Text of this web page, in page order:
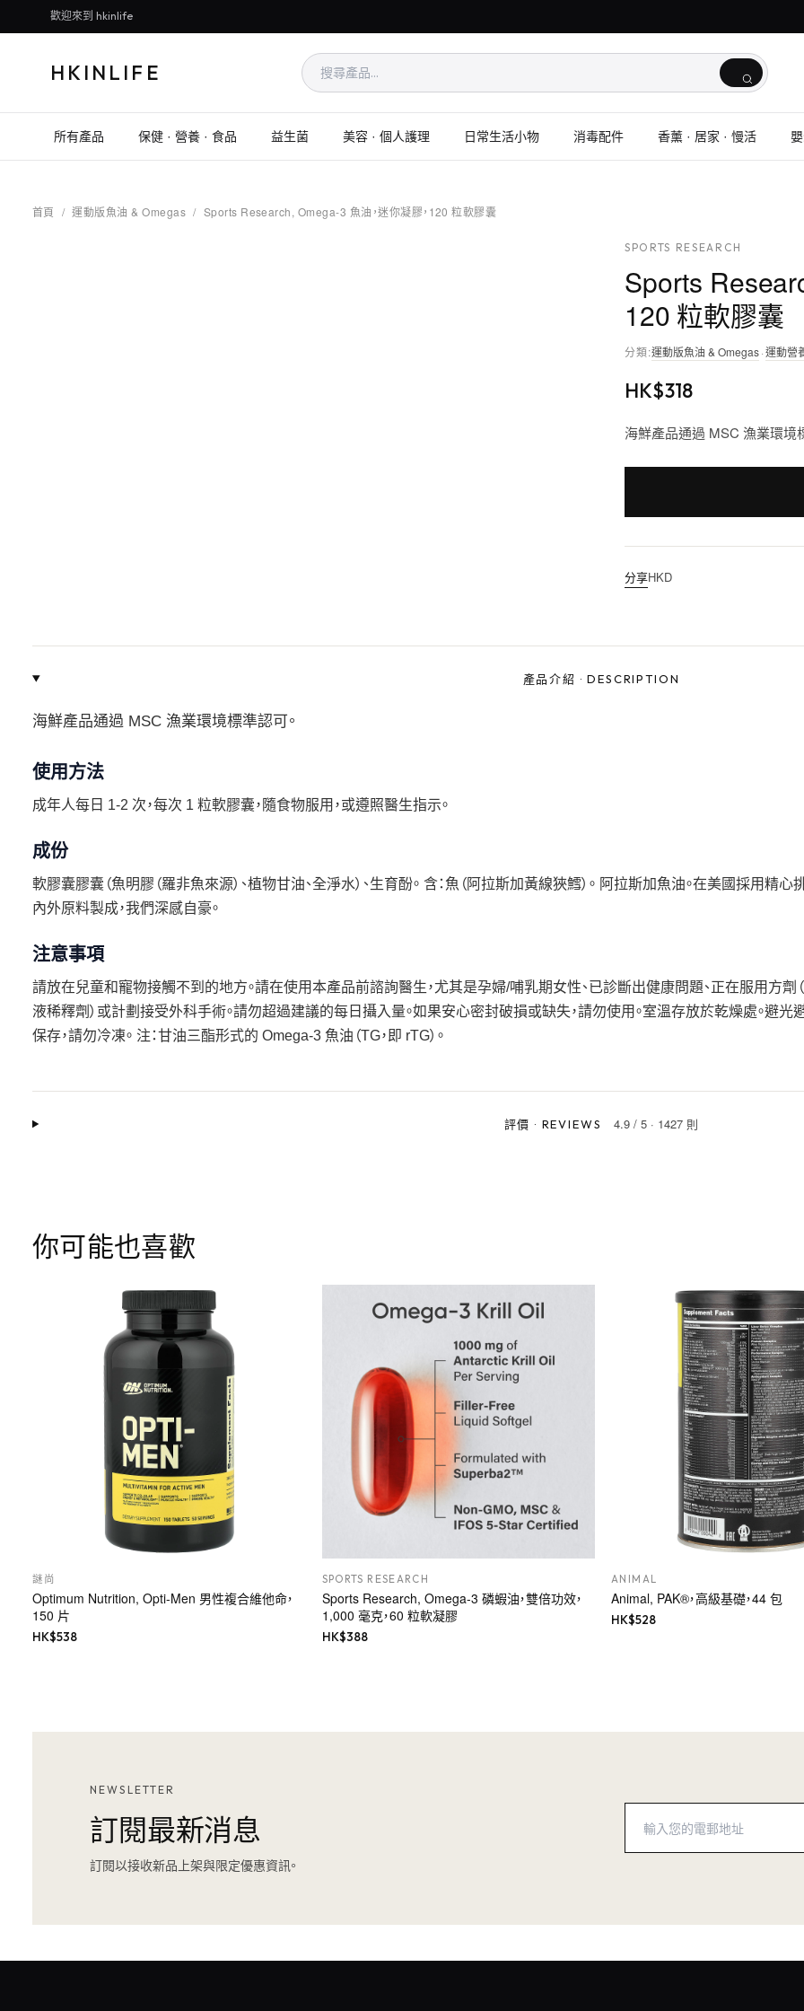
歡迎來到 hkinlife
HKINLIFE
所有產品 保健 · 營養 · 食品 益生菌 美容 · 個人護理 日常生活小物 消毒配件 香薰 · 居家 · 慢活
首頁 / 運動版魚油 & Omegas / Sports Research, Omega-3 魚油，迷你凝膠，120 粒軟膠囊
SPORTS RESEARCH
Sports
120 粒軟膠囊
分類:運動版魚油 & Omegas·運動營
HK$318
海鮮產品通過 MSC 漁業環境
分享HKD
產品介紹 ·DESCRIPTION
海鮮產品通過 MSC 漁業環境標準認可。
使用方法
成年人每日 1-2 次，每次 1 粒軟膠囊，隨食物服用，或遵照醫生指示。
成份
軟膠囊膠囊（魚明膠（羅非魚來源）、植物甘油、全淨水）、生育酚。 含：魚（阿拉斯加黃線狹鱈）。 阿拉斯加魚油。在美國採用精心
內外原料製成，我們深感自豪。
注意事項
請放在兒童和寵物接觸不到的地方。請在使用本產品前諮詢醫生，尤其是孕婦/哺乳期女性、已診斷出健康問題、正在服用方劑
液稀釋劑）或計劃接受外科手術。請勿超過建議的每日攝入量。如果安心密封破損或缺失，請勿使用。室溫存放於乾燥處。避光
保存，請勿冷凍。 注：甘油三酯形式的 Omega-3 魚油（TG，即 rTG）。
評價 · REVIEWS 4.9 /5 · 1427 則
你可能也喜歡
謎尚
Optimum Nutrition, Opti-Men 男性複合維他命，
150 片
HK$538
SPORTS RESEARCH
Sports Research, Omega-3 磷蝦油，雙倍功效，
1,000 毫克，60 粒軟凝膠
HK$388
ANIMAL
Animal, PAK®，高級基礎，44 包
HK$528
NEWSLETTER
訂閱最新消息
訂閱以接收新品上架與限定優惠資訊。